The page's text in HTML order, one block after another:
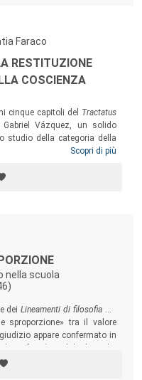
Faraco
RESTITUZIONE
COSCIENZA
cinque capitoli del Tractatus
Gabriel Vázquez, un solido
studio della categoria della
vazqueziana, finora mai
della presenza di
Spagnola.
Scopri di più
nella scuola
deiLineamenti di filosofia del
sproporzione» tra il valore
appare confermato in
nell’oblio, e vi sono rimaste
a colmare tale lacuna.